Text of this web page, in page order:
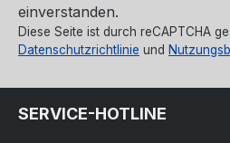
einverstanden.
Diese Seite ist durch reCAPTCHA
Datenschutzrichtlinie und
SERVICE-HOTLINE